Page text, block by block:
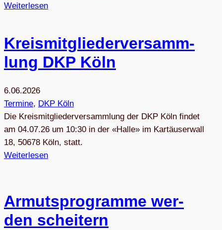
Weiterlesen
Kreis­mit­glie­der­ver­samm­
lung DKP Köln
6.06.2026
Termine, DKP Köln
Die Kreis­mit­glie­der­ver­samm­lung der DKP Köln fin­det
am 04.07.26 um 10:30 in der «Halle» im Kar­täu­ser­wall
18, 50678 Köln, statt.
Weiterlesen
Armuts­pro­gramme wer­
den scheitern